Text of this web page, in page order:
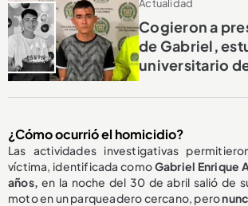
Actualidad
Cogieron a
de Gabriel,
universitario
¿Cómo ocurrió el homicidio?
Las actividades investigativas
víctima, identificada comoGabriel Enrique
años, en la noche del 30 de abril salió de
moto en un parqueadero cercano, pero